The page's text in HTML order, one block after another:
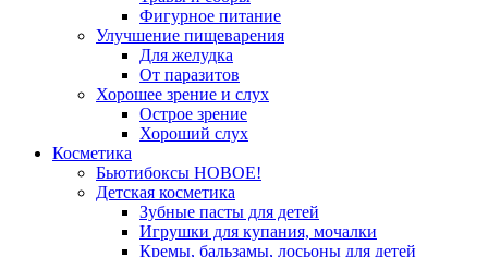
Фигурное питание
Улучшение пищеварения
Для желудка
От паразитов
Хорошее зрение и слух
Острое зрение
Хороший слух
Косметика
Бьютибоксы НОВОЕ!
Детская косметика
Зубные пасты для детей
Игрушки для купания, мочалки
Кремы, бальзамы, лосьоны для детей